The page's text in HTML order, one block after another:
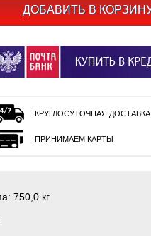
КРУГЛОСУТОЧНАЯ ДОСТАВКА
ПРИНИМАЕМ КАРТЫ
750,0 кг